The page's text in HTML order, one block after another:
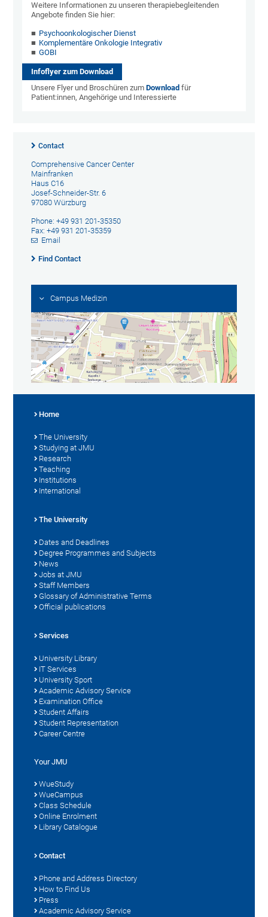
Weitere Informationen zu unseren therapiebegleitenden
Angebote finden Sie hier:
Psychoonkologischer Dienst
Komplementäre Onkologie Integrativ
GOBI
Infoflyer zum Download
Unsere Flyer und Broschüren zumDownload für
Patient:innen, Angehörige und Interessierte
Contact
Comprehensive Cancer Center
Mainfranken
Haus C16
Josef-Schneider-Str. 6
97080 Würzburg
Phone: +49 931 201-35350
Fax: +49 931 201-35359
Email
Find Contact
Campus Medizin
Home
The University
Studying at JMU
Research
Teaching
Institutions
International
The University
Dates and Deadlines
Degree Programmes and Subjects
News
Jobs at JMU
Staff Members
Glossary of Administrative Terms
Official publications
Services
University Library
IT Services
University Sport
Academic Advisory Service
Examination Office
Student Affairs
Student Representation
Career Centre
Your JMU
WueStudy
WueCampus
Class Schedule
Online Enrolment
Library Catalogue
Contact
Phone and Address Directory
How to Find Us
Press
Academic Advisory Service